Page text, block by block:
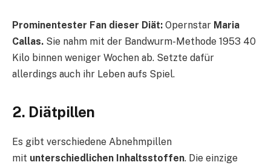
Prominentester Fan dieser Diät: Opernstar Maria
Callas. Sie nahm mit der Bandwurm-Methode 1953 40
Kilo binnen weniger Wochen ab. Setzte dafür
allerdings auch ihr Leben aufs Spiel.
2. Diätpillen
Es gibt verschiedene Abnehmpillen
mit unterschiedlichen Inhaltsstoffen. Die einzige